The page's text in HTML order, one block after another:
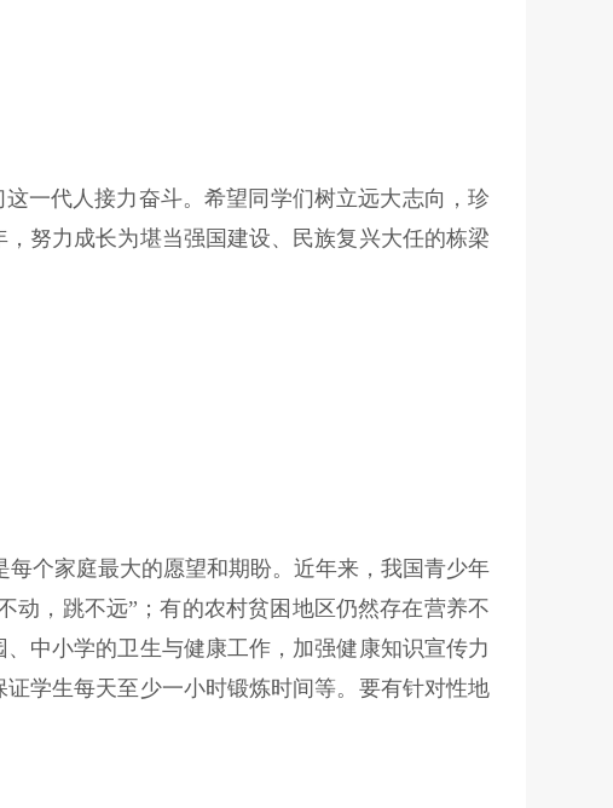
一代人接力奋斗。希望同学们树立远大志向，珍
努力成长为堪当强国建设、民族复兴大任的栋梁
个家庭最大的愿望和期盼。近年来，我国青少年
动，跳不远”；有的农村贫困地区仍然存在营养不
中小学的卫生与健康工作，加强健康知识宣传力
学生每天至少一小时锻炼时间等。要有针对性地